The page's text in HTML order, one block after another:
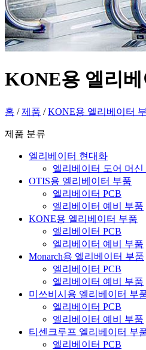
KONE용 엘리
홈 /제품 /KONE용 엘리베이터
제품 분류
엘리베이터 현대화
엘리베이터 도어 머신
OTIS용 엘리베이터 부품
엘리베이터 PCB
엘리베이터 예비 부품
KONE용 엘리베이터 부품
엘리베이터 PCB
엘리베이터 예비 부품
Monarch용 엘리베이터 부품
엘리베이터 PCB
엘리베이터 예비 부품
미쓰비시용 엘리베이터 부
엘리베이터 PCB
엘리베이터 예비 부품
티센크루프 엘리베이터 부
엘리베이터 PCB